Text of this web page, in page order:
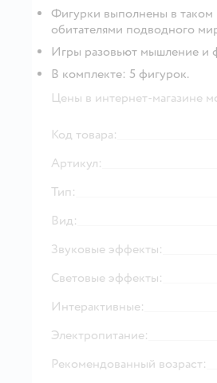
Фигурки выполнены в таком
обитателями подводного
Игры разовьют мышление и
В комплекте: 5 фигурок.
Цены в интернет-магазине
Код товара:
Артикул:
Тип:
Вид:
Звуковые эффекты:
Световые эффекты:
Интерактивные:
Электропитание:
Рекомендованный возраст: